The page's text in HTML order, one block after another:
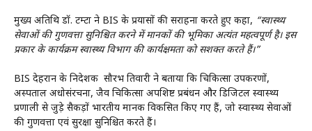
मुख्य अतिथि डॉ. टम्टा ने BIS के प्रयासों की सराहना करते हुए कहा, “स्वास्थ्य
सेवाओं की गुणवत्ता सुनिश्चित करने में मानकों की भूमिका अत्यंत महत्वपूर्ण है। इस
प्रकार के कार्यक्रम स्वास्थ्य विभाग की कार्यक्षमता को सशक्त करते हैं।”
BIS देहरादून के निदेशक सौरभ तिवारी ने बताया कि चिकित्सा उपकरणों,
अस्पताल अधोसंरचना, जैव चिकित्सा अपशिष्ट प्रबंधन और डिजिटल स्वास्थ्य
प्रणाली से जुड़े सैकड़ों भारतीय मानक विकसित किए गए हैं, जो स्वास्थ्य सेवाओं
की गुणवत्ता एवं सुरक्षा सुनिश्चित करते हैं।